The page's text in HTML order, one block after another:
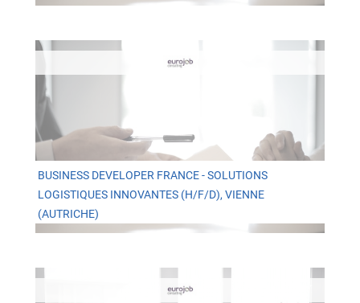
BUSINESS DEVELOPER FRANCE - SOLUTIONS
LOGISTIQUES INNOVANTES (H/F/D), VIENNE
(AUTRICHE)